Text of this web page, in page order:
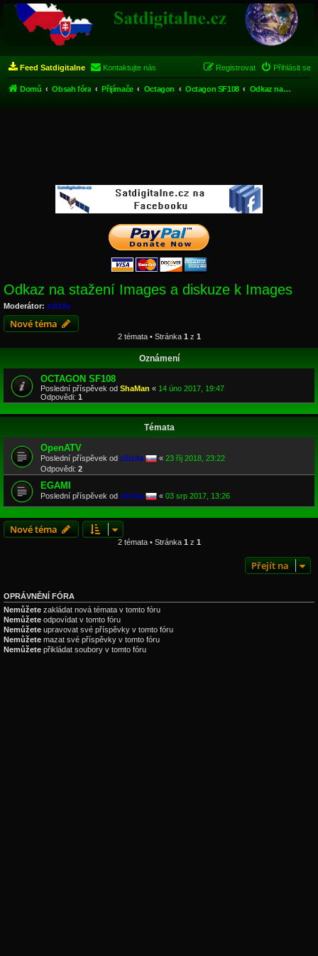
Feed Satdigitalne Kontaktujte nás Přihlásit se
Registrovat
Domů Obsah fóra Přijímače Octagon Octagon SF108 Odkaz na stažení Images a diskuze k Images
Odkaz na stažení Images a diskuze k Images
Moderátor: zilizila
Nové téma
2 témata • Stránka 1 z 1
Oznámení
OCTAGON SF108
Poslední příspěvek od ShaMan « 14 úno 2017, 19:47
Odpovědi: 1
Témata
OpenATV
Poslední příspěvek od zilizila « 23 říj 2018, 23:22
Odpovědi: 2
EGAMI
Poslední příspěvek od zilizila « 03 srp 2017, 13:26
Nové téma
2 témata • Stránka 1 z 1
Přejít na
OPRÁVNĚNÍ FÓRA
Nemůžete zakládat nová témata v tomto fóru
Nemůžete odpovídat v tomto fóru
Nemůžete upravovat své příspěvky v tomto fóru
Nemůžete mazat své příspěvky v tomto fóru
Nemůžete přikládat soubory v tomto fóru